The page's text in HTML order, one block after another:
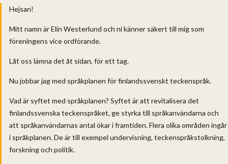
Hejsan!
Mitt namn är Elin Westerlund och ni känner säkert till mig som
föreningens vice ordförande.
Låt oss lämna det åt sidan, för ett tag.
Nu jobbar jag med språkplanen för finlandssvenskt teckenspråk.
Vad är syftet med språkplanen? Syftet är att revitalisera det
finlandssvenska teckenspråket, ge styrka till språkanvändarna och
att språkanvändarnas antal ökar i framtiden. Flera olika områden ingår
i språkplanen. De är till exempel undervisning, teckenspråkstolkning,
forskning och politik.